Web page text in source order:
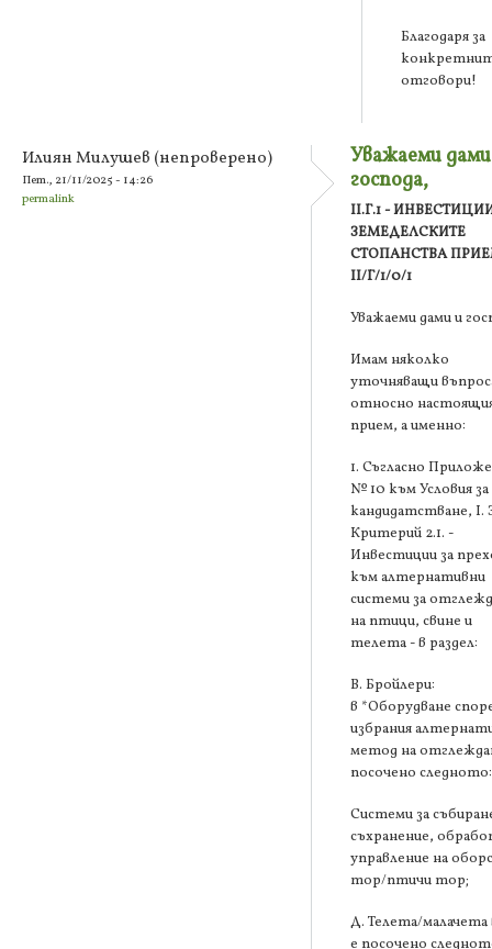
Благодаря за
отговори!
Илиян Милушев (непроверено)
Пет., 21/11/2025 - 14:26
permalink
Уважаеми
господа,
II.Г.1 -
ЗЕМЕДЕЛСКИТЕ
СТОПАНСТВА
II/Г/1/0/1
Уважаеми дами и
Имам няколко
уточняващи
относно
прием, а именно:
1. Съгласно
№ 10 към Условия за
кандидатстване, І.
Критерий 2.1. -
Инвестиции за
към алтернативни
системи за
на птици, свине и
телета - в раздел:
В. Бройлери:
в *Оборудване
избрания
метод на
посочено
Системи за
съхранение,
управление на
тор/птичи тор;
Д. Телета/малачета
е посочено